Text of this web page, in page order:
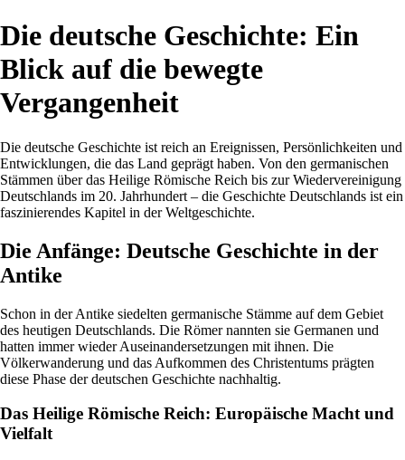
Die deutsche Geschichte: Ein
Blick auf die bewegte
Vergangenheit
Die deutsche Geschichte ist reich an Ereignissen, Persönlichkeiten und
Entwicklungen, die das Land geprägt haben. Von den germanischen
Stämmen über das Heilige Römische Reich bis zur Wiedervereinigung
Deutschlands im 20. Jahrhundert – die Geschichte Deutschlands ist ein
faszinierendes Kapitel in der Weltgeschichte.
Die Anfänge: Deutsche Geschichte in der
Antike
Schon in der Antike siedelten germanische Stämme auf dem Gebiet
des heutigen Deutschlands. Die Römer nannten sie Germanen und
hatten immer wieder Auseinandersetzungen mit ihnen. Die
Völkerwanderung und das Aufkommen des Christentums prägten
diese Phase der deutschen Geschichte nachhaltig.
Das Heilige Römische Reich: Europäische Macht und
Vielfalt